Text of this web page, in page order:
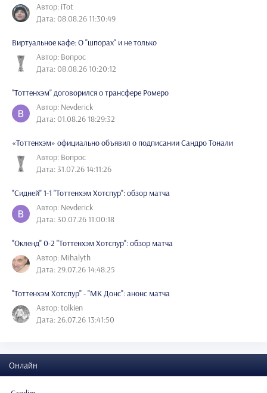
Автор: iTot
Дата: 08.08.26 11:30:49
Виртуальное кафе: О "шпорах" и не только
Автор: Вопрос
Дата: 08.08.26 10:20:12
"Тоттенхэм" договорился о трансфере Ромеро
Автор: Nevderick
Дата: 01.08.26 18:29:32
«Тоттенхэм» официально объявил о подписании Сандро Тонали
Автор: Вопрос
Дата: 31.07.26 14:11:26
"Сидней" 1-1 "Тоттенхэм Хотспур": обзор матча
Автор: Nevderick
Дата: 30.07.26 11:00:18
"Окленд" 0-2 "Тоттенхэм Хотспур": обзор матча
Автор: Mihalyth
Дата: 29.07.26 14:48:25
"Тоттенхэм Хотспур" - "МК Донс": анонс матча
Автор: tolkien
Дата: 26.07.26 13:41:50
Онлайн